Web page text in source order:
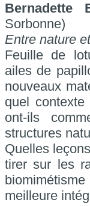
Bernadette
Sorbonne)
Entre nature
Feuille de
ailes de
nouveaux
quel
ont-ils
structures
Quelles
tirer sur les
meilleure